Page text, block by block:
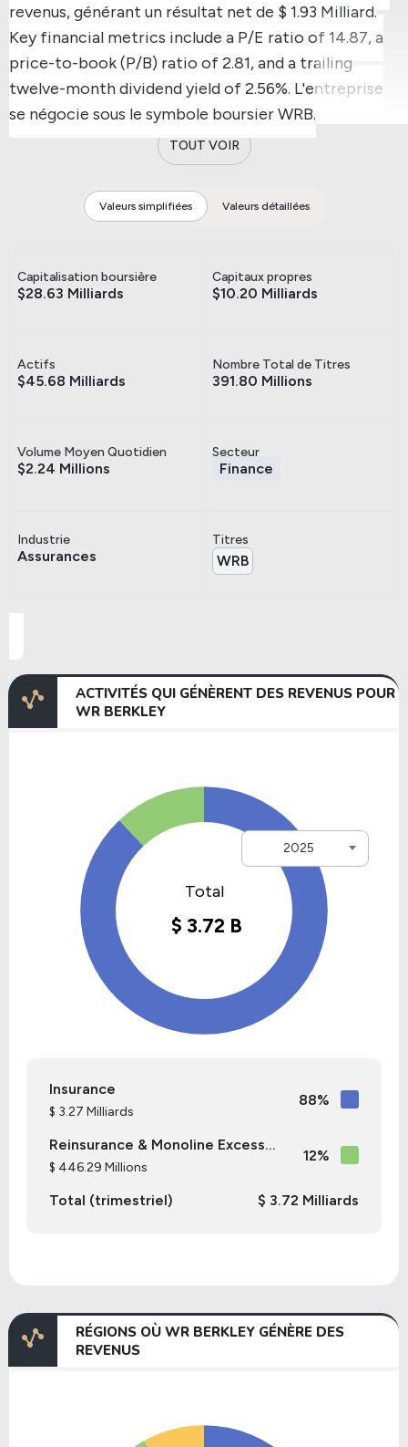
revenus, générant un résultat net de $ 1.93 Milliard.
Key financial metrics include a P/E ratio of 14.87, a
price-to-book (P/B) ratio of 2.81, and a trailing
twelve-month dividend yield of 2.56%. L'entreprise
se négocie sous le symbole boursier WRB.
TOUT VOIR
Valeurs simplifiées Valeurs détaillées
Capitalisation boursière
$28.63 Milliards
Capitaux propres
$10.20 Milliards
Actifs
$45.68 Milliards
Nombre Total de Titres
391.80 Millions
Volume Moyen Quotidien
$2.24 Millions
Secteur
Finance
Industrie
Assurances
Titres
WRB
ACTIVITÉS QUI GÉNÈRENT DES REVENUS POUR
WR BERKLEY
2025
Insurance
$ 3.27 Milliards
88%
Reinsurance & Monoline Excess...
$ 446.29 Millions
12%
Total (trimestriel) $ 3.72 Milliards
RÉGIONS OÙ WR BERKLEY GÉNÈRE DES
REVENUS